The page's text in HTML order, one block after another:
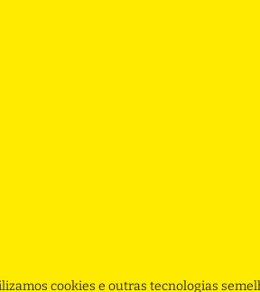
cookies e outras tecnologias